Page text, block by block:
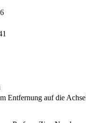
Entfernung auf die